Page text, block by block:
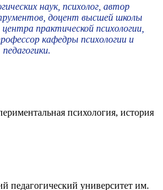
наук, психолог, автор
доцент высшей школы
практической психологии,
кафедры психологии и
педагогики.
психология, история
педагогический университет им.